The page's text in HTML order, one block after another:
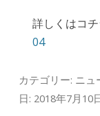
詳しくはコ
04
カテゴリー: ニュ
日: 2018年7月10